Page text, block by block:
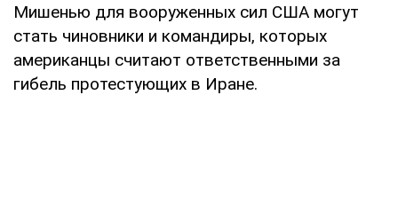
Мишенью для вооруженных сил США могут
стать чиновники и командиры, которых
американцы считают ответственными за
гибель протестующих в Иране.